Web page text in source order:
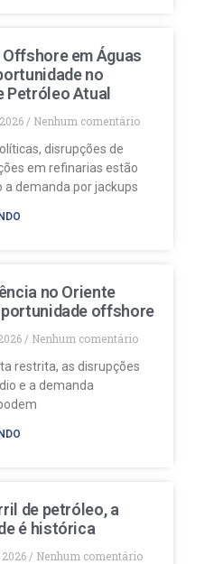
em Águas
no
Petróleo Atual
Nenhum comentário
disrupções de
em refinarias estão
a demanda por jackups
no Oriente
offshore
Nenhum comentário
restrita, as disrupções
e a demanda
de petróleo, a
é histórica
Nenhum comentário